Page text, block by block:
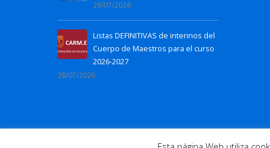
29/07/2026
Listas DEFINITIVAS de interinos del
Cuerpo de Maestros para el curso
2026-2027
28/07/2026